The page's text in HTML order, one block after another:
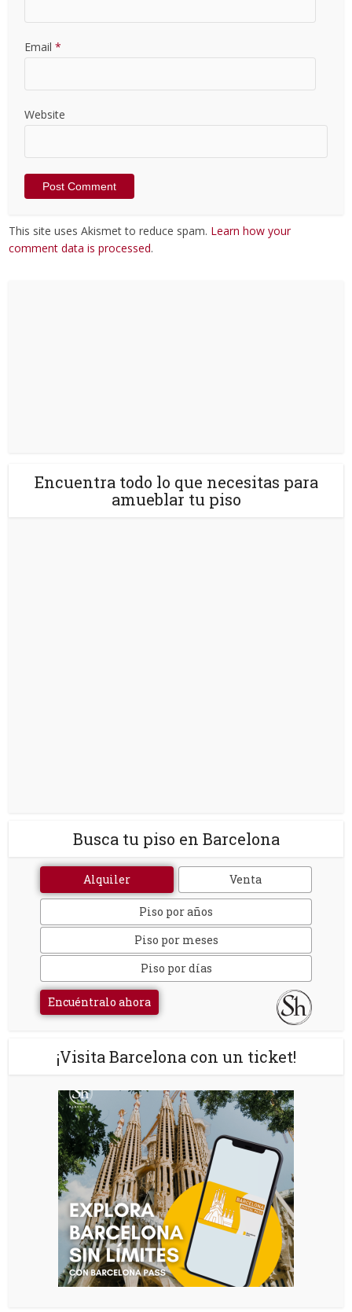
Email *
Website
This site uses Akismet to reduce spam. Learn how your
comment data is processed.
Encuentra todo lo que necesitas para
amueblar tu piso
Busca tu piso en Barcelona
Alquiler Venta
Piso por años
Piso por meses
Piso por días
Encuéntralo ahora
¡Visita Barcelona con un ticket!